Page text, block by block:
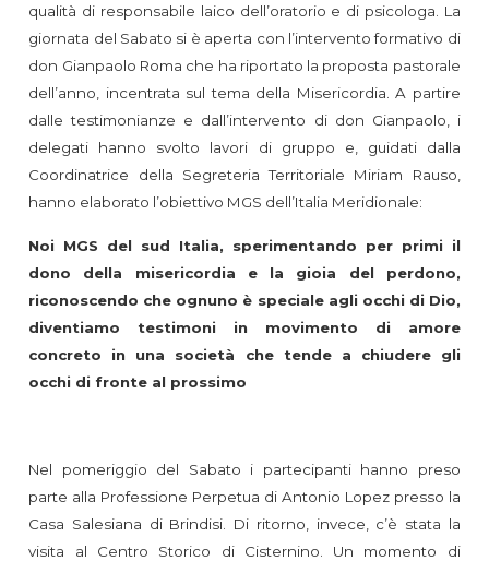
qualità di responsabile laico dell’oratorio e di psicologa. La
giornata del Sabato si è aperta con l’intervento formativo di
don Gianpaolo Roma che ha riportato la proposta pastorale
dell’anno, incentrata sul tema della Misericordia. A partire
dalle testimonianze e dall’intervento di don Gianpaolo, i
delegati hanno svolto lavori di gruppo e, guidati dalla
Coordinatrice della Segreteria Territoriale Miriam Rauso,
hanno elaborato l’obiettivo MGS dell’Italia Meridionale:
Noi MGS del sud Italia, sperimentando per primi il
dono della misericordia e la gioia del perdono,
riconoscendo che ognuno è speciale agli occhi di Dio,
diventiamo testimoni in movimento di amore
concreto in una società che tende a chiudere gli
occhi di fronte al prossimo
Nel pomeriggio del Sabato i partecipanti hanno preso
parte alla Professione Perpetua di Antonio Lopez presso la
Casa Salesiana di Brindisi. Di ritorno, invece, c’è stata la
visita al Centro Storico di Cisternino. Un momento di